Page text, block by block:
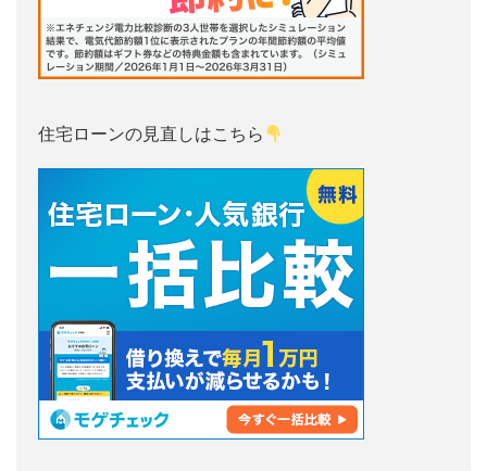
住宅ローンの見直しはこちら